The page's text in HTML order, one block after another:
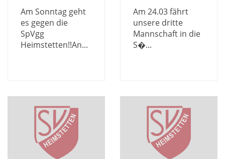
Am Sonntag geht
es gegen die
SpVgg
Heimstetten!!An...
Am 24.03 fährt
unsere dritte
Mannschaft in die
S�...